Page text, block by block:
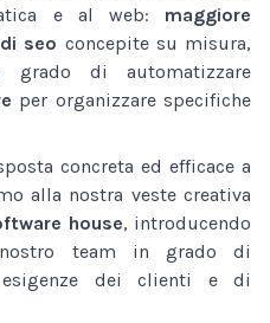
e al web: maggiore
seo concepite su misura,
di automatizzare
per organizzare specifiche
concreta ed efficace a
alla nostra veste creativa
house, introducendo
team in grado di
dei clienti e di